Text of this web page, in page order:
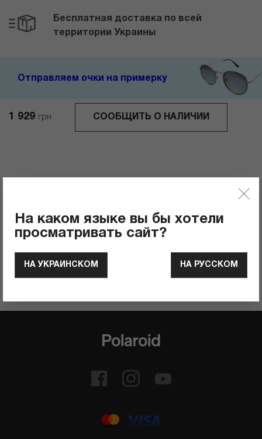
1 929 грн СООБЩИТЬ О НАЛИЧИИ
Бесплатная доставка по всей
территории Украины
Отправляем очки на примерку
0
ОСТАВИТЬ ОТЗЫВ
На каком языке вы бы хотели
просматривать сайт?
НА УКРАИНСКОМ НА РУССКОМ